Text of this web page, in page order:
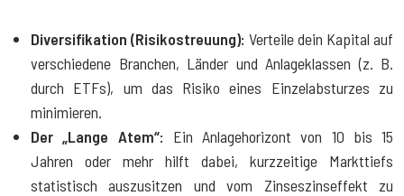
Diversifikation (Risikostreuung): Verteile dein Kapital auf
verschiedene Branchen, Länder und Anlageklassen (z. B.
durch ETFs), um das Risiko eines Einzelabsturzes zu
minimieren.
Der „Lange Atem“: Ein Anlagehorizont von 10 bis 15
Jahren oder mehr hilft dabei, kurzzeitige Markttiefs
statistisch auszusitzen und vom Zinseszinseffekt zu